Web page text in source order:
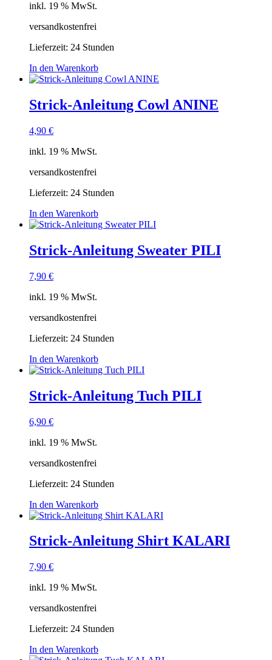
inkl. 19 % MwSt.
versandkostenfrei
Lieferzeit: 24 Stunden
In den Warenkorb
Strick-Anleitung Cowl ANINE
4,90 €
inkl. 19 % MwSt.
versandkostenfrei
Lieferzeit: 24 Stunden
In den Warenkorb
Strick-Anleitung Sweater PILI
7,90 €
inkl. 19 % MwSt.
versandkostenfrei
Lieferzeit: 24 Stunden
In den Warenkorb
Strick-Anleitung Tuch PILI
6,90 €
inkl. 19 % MwSt.
versandkostenfrei
Lieferzeit: 24 Stunden
In den Warenkorb
Strick-Anleitung Shirt KALARI
7,90 €
inkl. 19 % MwSt.
versandkostenfrei
Lieferzeit: 24 Stunden
In den Warenkorb